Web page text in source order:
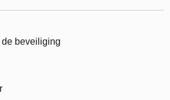
beveiliging